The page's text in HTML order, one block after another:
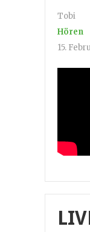
Tobi
Hören
15.